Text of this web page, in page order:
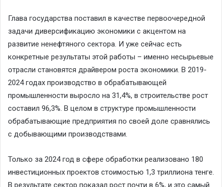
Глава государства поставил в качестве первоочередной
задачи диверсификацию экономики с акцентом на
развитие ненефтяного сектора. И уже сейчас есть
конкретные результаты этой работы – именно несырьевые
отрасли становятся драйвером роста экономики. В 2019-
2024 годах производство в обрабатывающей
промышленности выросло на 31,4%, в строительстве рост
составил 96,3%. В целом в структуре промышленности
обрабатывающие предприятия по своей доле сравнялись
с добывающими производствами.
Только за 2024 год в сфере обработки реализовано 180
инвестиционных проектов стоимостью 1,3 триллиона тенге.
В результате сектор показал рост почти в 6%, и это самый